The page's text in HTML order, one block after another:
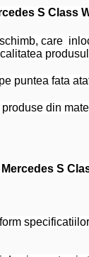
S Class
care
puntea fata
din
S